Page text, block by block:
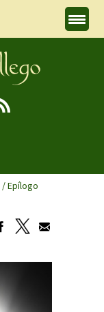
/Epílogo